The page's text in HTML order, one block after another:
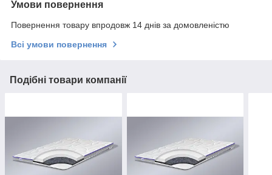
Умови повернення
Повернення товару впродовж 14 днів за домовленістю
Всі умови повернення
Подібні товари компанії